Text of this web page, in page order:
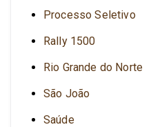
Processo Seletivo
Rally 1500
Rio Grande do Norte
São João
Saúde